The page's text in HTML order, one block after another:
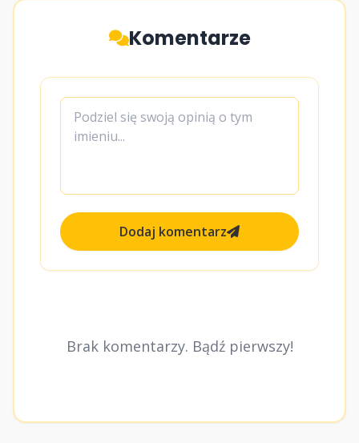
Komentarze
Dodaj komentarz
Brak komentarzy. Bądź pierwszy!